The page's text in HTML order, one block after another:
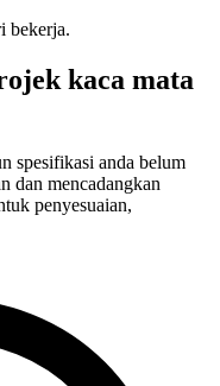
bekerja.
kaca mata
spesifikasi anda belum
dan mencadangkan
penyesuaian,